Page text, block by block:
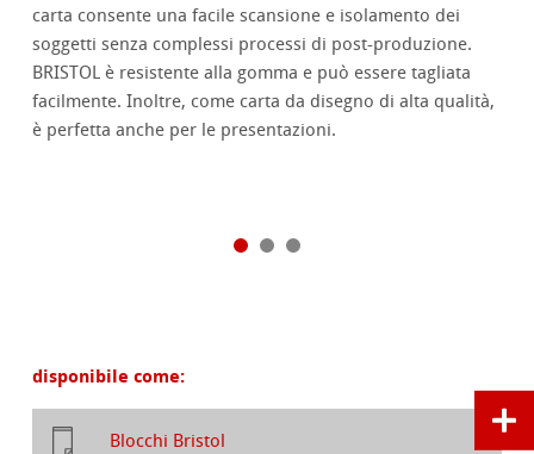
carta consente una facile scansione e isolamento dei
soggetti senza complessi processi di post-produzione.
BRISTOL è resistente alla gomma e può essere tagliata
facilmente. Inoltre, come carta da disegno di alta qualità,
è perfetta anche per le presentazioni.
disponibile come:
Blocchi Bristol